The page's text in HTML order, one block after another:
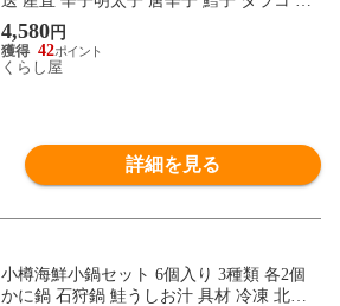
子 化粧箱入り 1箱 産地直送 同梱不可
4,580円
42
くらし屋
詳細を見る
小樽海鮮小鍋セット 6個入り 3種類 各2個
かに鍋 石狩鍋 鮭うしお汁 具材 冷凍 北海